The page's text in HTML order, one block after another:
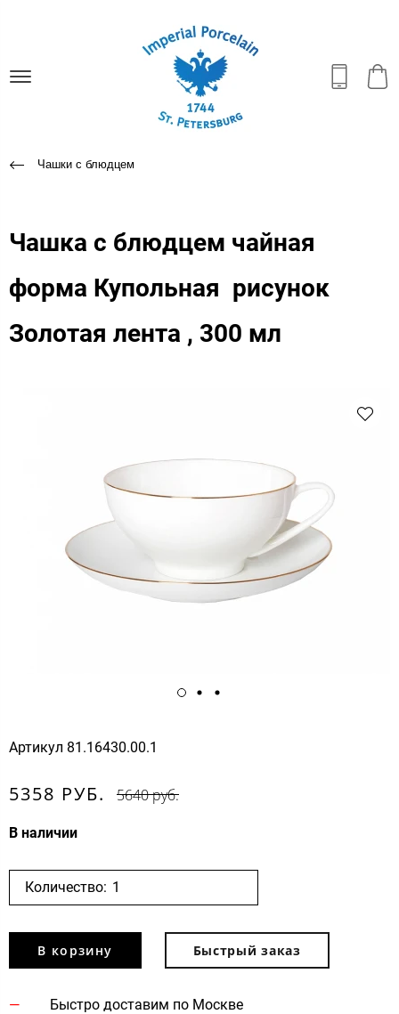
Чашки с блюдцем
Чашка с блюдцем чайная
форма Купольная рисунок
Золотая лента , 300 мл
Артикул 81.16430.00.1
5358 РУБ. 5640 руб.
В наличии
Количество:
В корзину Быстрый заказ
Быстро доставим по Москве